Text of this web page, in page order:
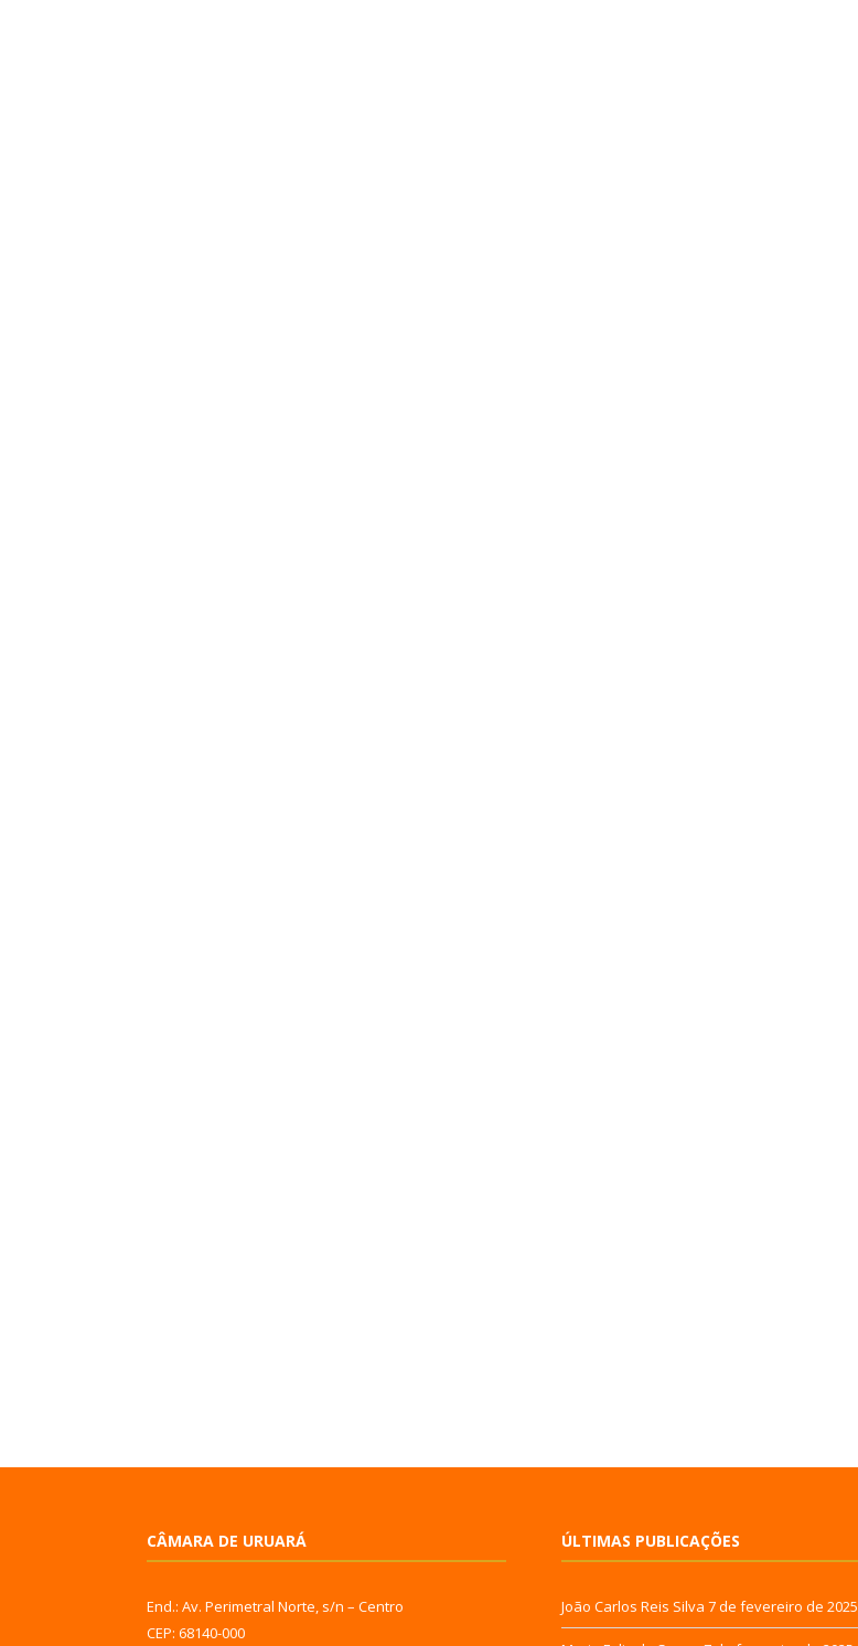
CÂMARA DE URUARÁ
End.: Av. Perimetral Norte, s/n – Centro
CEP: 68140-000
ÚLTIMAS PUBLICAÇÕES
João Carlos Reis Silva 7 de fevereiro de 2025